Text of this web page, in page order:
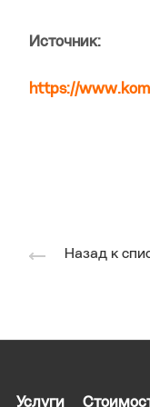
Источник:
https://
Назад к
Услуги